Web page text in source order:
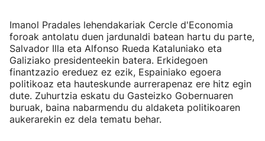
Imanol Pradales lehendakariak Cercle d'Economia
foroak antolatu duen jardunaldi batean hartu du parte,
Salvador Illa eta Alfonso Rueda Kataluniako eta
Galiziako presidenteekin batera. Erkidegoen
finantzazio ereduez ez ezik, Espainiako egoera
politikoaz eta hauteskunde aurrerapenaz ere hitz egin
dute. Zuhurtzia eskatu du Gasteizko Gobernuaren
buruak, baina nabarmendu du aldaketa politikoaren
aukerarekin ez dela tematu behar.